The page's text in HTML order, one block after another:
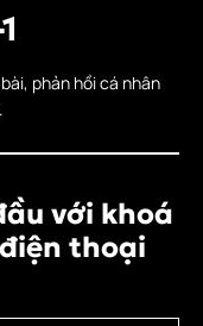
phản hồi cá nhân
với khoá
thoại